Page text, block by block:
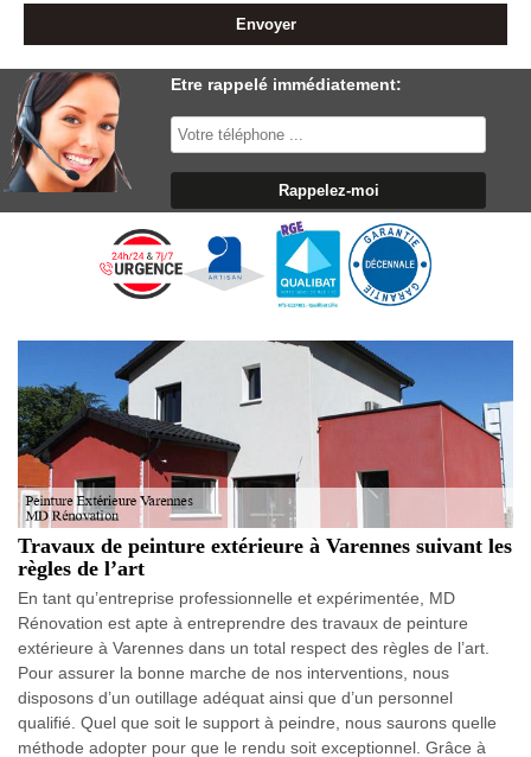
Etre rappelé immédiatement:
Travaux de peinture extérieure à Varennes suivant les
règles de l’art
En tant qu’entreprise professionnelle et expérimentée, MD
Rénovation est apte à entreprendre des travaux de peinture
extérieure à Varennes dans un total respect des règles de l’art.
Pour assurer la bonne marche de nos interventions, nous
disposons d’un outillage adéquat ainsi que d’un personnel
qualifié. Quel que soit le support à peindre, nous saurons quelle
méthode adopter pour que le rendu soit exceptionnel. Grâce à